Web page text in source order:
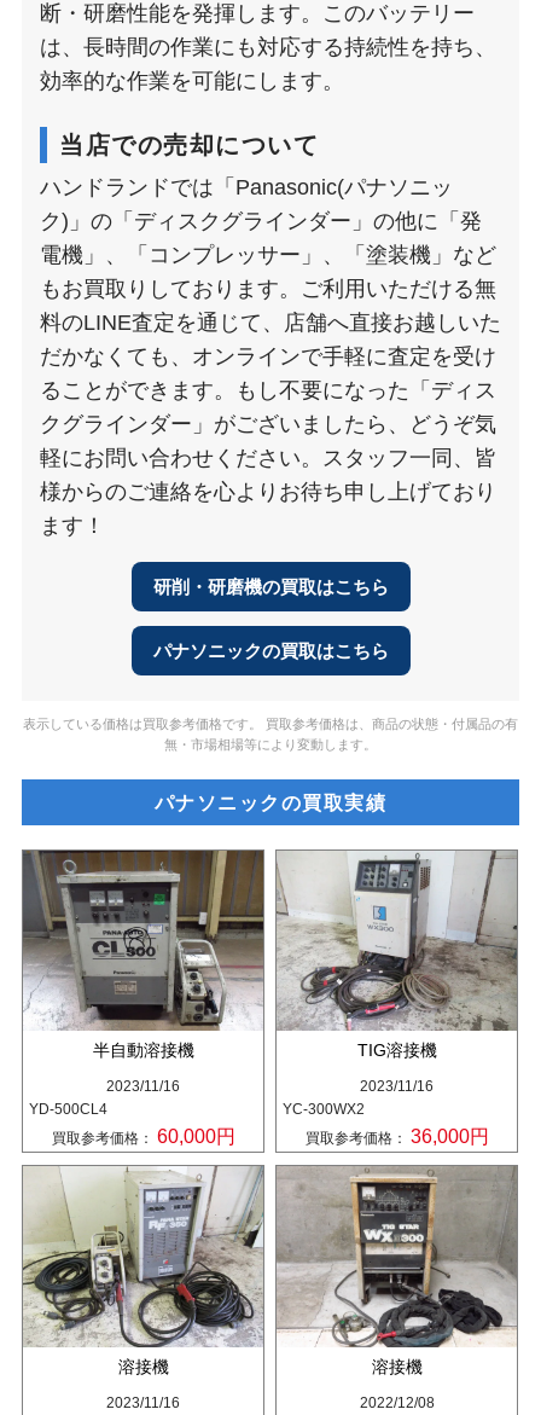
断・研磨性能を発揮します。このバッテリー
は、長時間の作業にも対応する持続性を持ち、
効率的な作業を可能にします。
当店での売却について
ハンドランドでは「Panasonic(パナソニッ
ク)」の「ディスクグラインダー」の他に「発
電機」、「コンプレッサー」、「塗装機」など
もお買取りしております。ご利用いただける無
料のLINE査定を通じて、店舗へ直接お越しいた
だかなくても、オンラインで手軽に査定を受け
ることができます。もし不要になった「ディス
クグラインダー」がございましたら、どうぞ気
軽にお問い合わせください。スタッフ一同、皆
様からのご連絡を心よりお待ち申し上げており
ます！
研削・研磨機の買取はこちら
パナソニックの買取はこちら
表示している価格は買取参考価格です。 買取参考価格は、商品の状態・付属品の有
無・市場相場等により変動します。
パナソニックの買取実績
半自動溶接機
2023/11/16
YD-500CL4
買取参考価格： 60,000円
TIG溶接機
2023/11/16
YC-300WX2
買取参考価格： 36,000円
溶接機
2023/11/16
溶接機
2022/12/08